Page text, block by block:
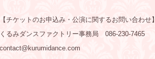
【チケットのお申込み・公演に関するお問い合わせ】
くるみダンスファクトリー事務局 086-230-7465
contact@kurumidance.com